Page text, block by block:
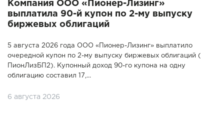
Компания ООО «Пионер-Лизинг»
выплатила 90-й купон по 2-му выпуску
биржевых облигаций
5 августа 2026 года ООО «Пионер-Лизинг» выплатило
очередной купон по 2-му выпуску биржевых облигаций (
ПионЛизБП2). Купонный доход 90-го купона на одну
облигацию составил 17,...
6 августа 2026